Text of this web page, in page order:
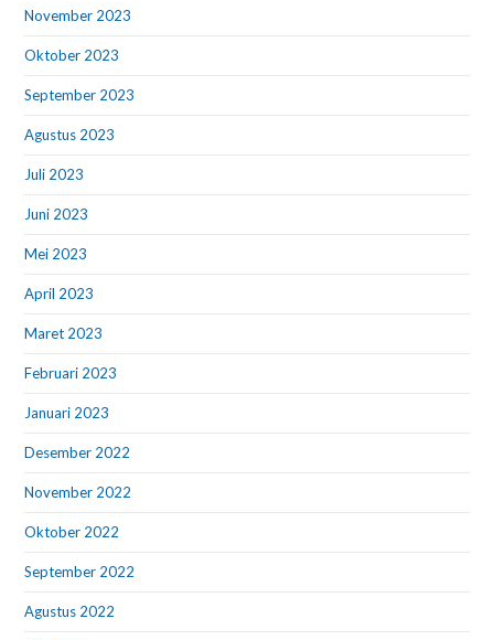
November 2023
Oktober 2023
September 2023
Agustus 2023
Juli 2023
Juni 2023
Mei 2023
April 2023
Maret 2023
Februari 2023
Januari 2023
Desember 2022
November 2022
Oktober 2022
September 2022
Agustus 2022